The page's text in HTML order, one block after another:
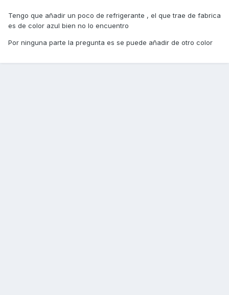
Tengo que añadir un poco de refrigerante , el que trae de fabrica
es de color azul bien no lo encuentro
Por ninguna parte la pregunta es se puede añadir de otro color